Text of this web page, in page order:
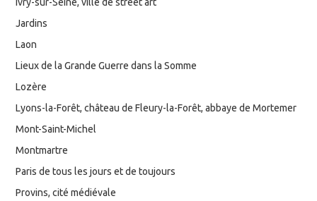
Jardins
Laon
Lieux de la Grande Guerre dans la Somme
Lozère
Lyons-la-Forêt, château de Fleury-la-Forêt, abbaye de Mortemer
Mont-Saint-Michel
Montmartre
Paris de tous les jours et de toujours
Provins, cité médiévale